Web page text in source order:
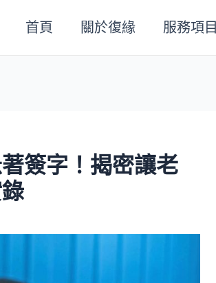
首頁 關於復緣 服務項目
簽字！揭密讓老